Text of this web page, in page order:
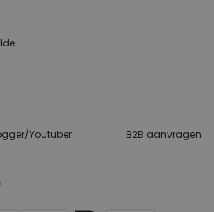
Youtuber B2B aanvragen